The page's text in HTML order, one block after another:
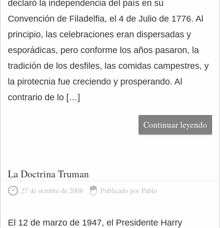
declaró la independencia del país en su
Convención de Filadelfia, el 4 de Julio de 1776. Al
principio, las celebraciones eran dispersadas y
esporádicas, pero conforme los años pasaron, la
tradición de los desfiles, las comidas campestres, y
la pirotecnia fue creciendo y prosperando. Al
contrario de lo […]
Continuar leyendo
La Doctrina Truman
27 de octubre de 2008 Publicado por Pablo
El 12 de marzo de 1947, el Presidente Harry